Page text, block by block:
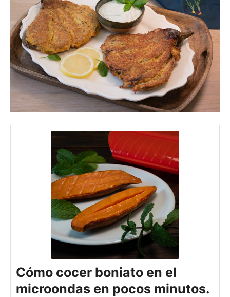
Cómo cocer boniato en el
microondas en pocos minutos.